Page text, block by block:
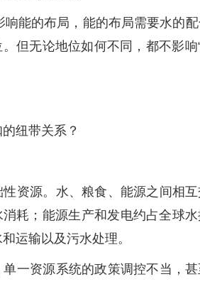
能的布局，能的布局需要水的
但无论地位如何不同，都不影响
纽带关系？
资源。水、粮食、能源之间相互
耗；能源生产和发电约占全球
运输以及污水处理。
一资源系统的政策调控不当，